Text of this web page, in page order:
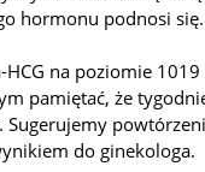
hormonu podnosi się.
HCG na poziomie
pamiętać, że
do ginekologa.